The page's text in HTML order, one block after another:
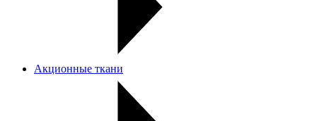
Акционные ткани